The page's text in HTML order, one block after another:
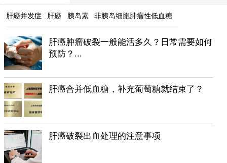
肝癌并发症 肝癌 胰岛素 非胰岛细胞肿瘤性低血糖
肝癌肿瘤破裂一般能活多久？日常需要如何
预防？...
肝癌合并低血糖，补充葡萄糖就结束了？
肝癌破裂出血处理的注意事项